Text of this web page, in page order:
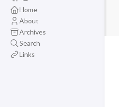
Home
About
Archives
Search
Links